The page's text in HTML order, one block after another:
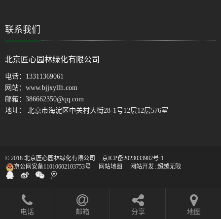
联系我们
北京匠心园林绿化有限公司
电话： 13311369061
网站： www.bjjxyllh.com
邮箱： 386662350@qq.com
地址： 北京市海淀区中关村大街28-1号12层12层576室
© 2018 北京匠心园林绿化有限公司
京ICP备2023033982号-1
京公网安备11010602103753号
网站地图 网站开发 :超越无限
电话 邮箱 分享 地图